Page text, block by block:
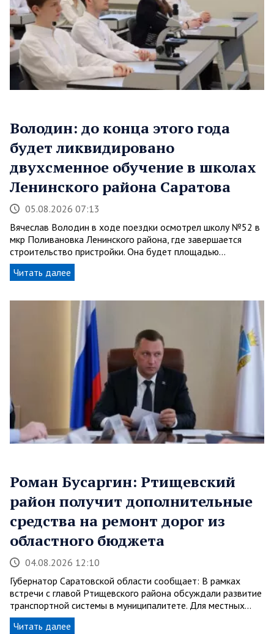
Володин: до конца этого года
будет ликвидировано
двухсменное обучение в школах
Ленинского района Саратова
05.08.2026 07:13
Вячеслав Володин в ходе поездки осмотрел школу №52 в
мкр Поливановка Ленинского района, где завершается
строительство пристройки. Она будет площадью…
Читать далее
Роман Бусаргин: Ртищевский
район получит дополнительные
средства на ремонт дорог из
областного бюджета
04.08.2026 12:10
Губернатор Саратовской области сообщает: В рамках
встречи с главой Ртищевского района обсуждали развитие
транспортной системы в муниципалитете. Для местных…
Читать далее